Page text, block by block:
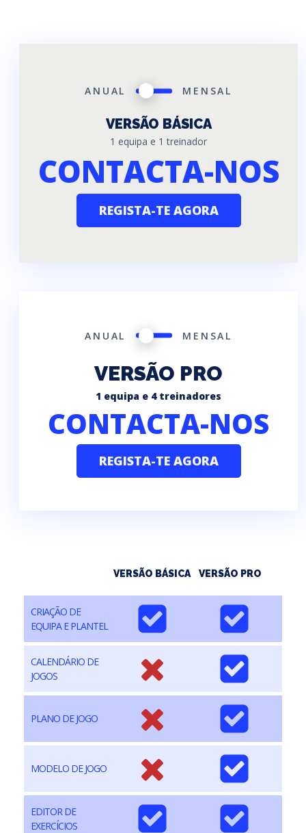
ANUAL
SWITCH
PRICING
MENSAL
VERSÃO BÁSICA
1 equipa e 1 treinador
CONTACTA-NOS
REGISTA-TE AGORA
ANUAL
SWITCH
PRICING
MENSAL
VERSÃO PRO
1 equipa e 4 treinadores
CONTACTA-NOS
REGISTA-TE AGORA
VERSÃO BÁSICA VERSÃO PRO
CRIAÇÃO DE
EQUIPA E PLANTEL
CALENDÁRIO DE
JOGOS
PLANO DE JOGO
MODELO DE JOGO
EDITOR DE
EXERCÍCIOS